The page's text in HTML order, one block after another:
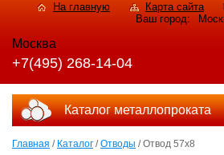
На главную Карта сайта
Ваш город:
Москва
+7(495) 268-14-04
Каталог металлопроката
Главная / Каталог /Отводы / Отвод 57х8